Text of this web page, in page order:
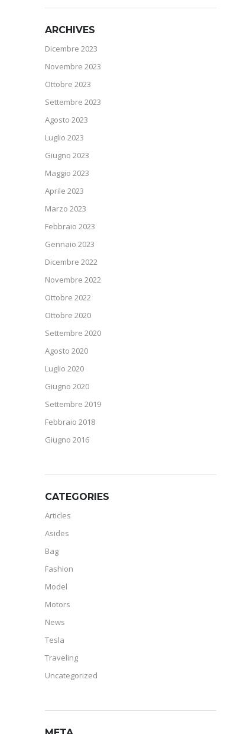
ARCHIVES
Dicembre 2023
Novembre 2023
Ottobre 2023
Settembre 2023
Agosto 2023
Luglio 2023
Giugno 2023
Maggio 2023
Aprile 2023
Marzo 2023
Febbraio 2023
Gennaio 2023
Dicembre 2022
Novembre 2022
Ottobre 2022
Ottobre 2020
Settembre 2020
Agosto 2020
Luglio 2020
Giugno 2020
Settembre 2019
Febbraio 2018
Giugno 2016
CATEGORIES
Articles
Asides
Bag
Fashion
Model
Motors
News
Tesla
Traveling
Uncategorized